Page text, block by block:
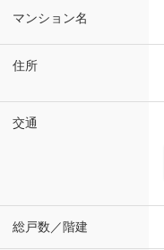
マンション名
住所
交通
総戸数／階建